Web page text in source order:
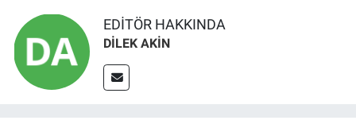
EDITÖR HAKKINDA
DİLEK AKİN